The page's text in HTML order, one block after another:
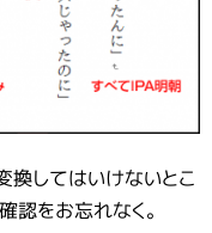
換してはいけないとこ
認をお忘れなく。